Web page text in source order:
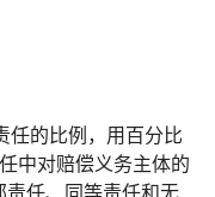
的比例，用百分比
中对赔偿义务主体的